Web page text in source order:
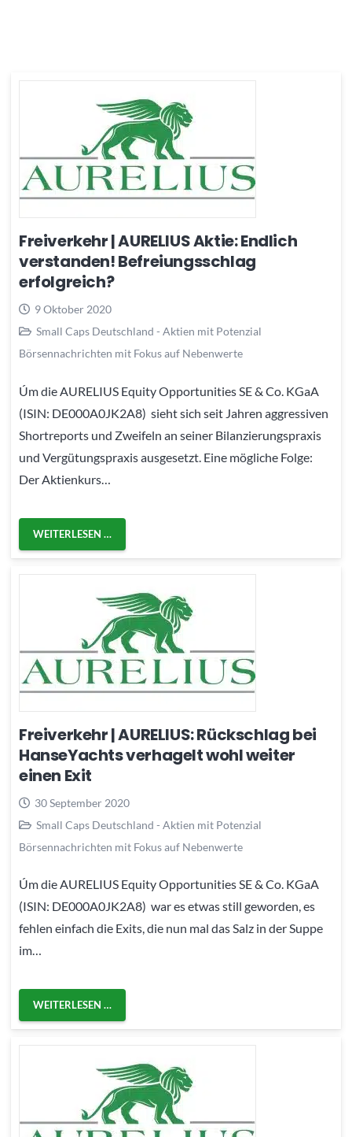
Freiverkehr | AURELIUS Aktie: Endlich
verstanden! Befreiungsschlag
erfolgreich?
9 Oktober 2020
Small Caps Deutschland - Aktien mit Potenzial
Börsennachrichten mit Fokus auf Nebenwerte
Úm die AURELIUS Equity Opportunities SE & Co. KGaA
(ISIN: DE000A0JK2A8) sieht sich seit Jahren aggressiven
Shortreports und Zweifeln an seiner Bilanzierungspraxis
und Vergütungspraxis ausgesetzt. Eine mögliche Folge:
Der Aktienkurs…
WEITERLESEN …
Freiverkehr | AURELIUS: Rückschlag bei
HanseYachts verhagelt wohl weiter
einen Exit
30 September 2020
Small Caps Deutschland - Aktien mit Potenzial
Börsennachrichten mit Fokus auf Nebenwerte
Úm die AURELIUS Equity Opportunities SE & Co. KGaA
(ISIN: DE000A0JK2A8) war es etwas still geworden, es
fehlen einfach die Exits, die nun mal das Salz in der Suppe
im…
WEITERLESEN …